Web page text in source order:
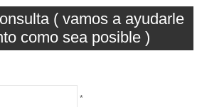
( vamos a ayudarle
como sea posible )
*